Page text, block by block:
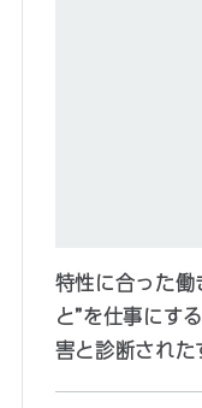
特性に合った働
と”を仕事にす
害と診断され